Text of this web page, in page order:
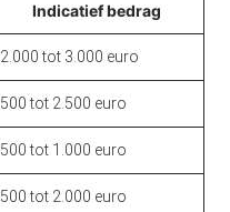
Indicatief bedrag
2.000 tot 3.000 euro
500 tot 2.500 euro
500 tot 1.000 euro
500 tot 2.000 euro